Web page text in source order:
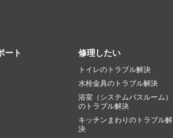
ート 修理したい
トイレのトラブル解決
水栓金具のトラブル解決
浴室（システムバスルーム）
のトラブル解決
キッチンまわりのトラブル解
決